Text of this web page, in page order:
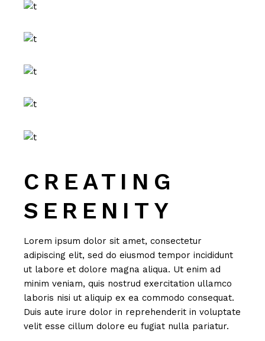
CREATING
SERENITY
Lorem ipsum dolor sit amet, consectetur
adipiscing elit, sed do eiusmod tempor incididunt
ut labore et dolore magna aliqua. Ut enim ad
minim veniam, quis nostrud exercitation ullamco
laboris nisi ut aliquip ex ea commodo consequat.
Duis aute irure dolor in reprehenderit in voluptate
velit esse cillum dolore eu fugiat nulla pariatur.